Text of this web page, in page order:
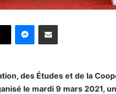
des Études et de la
le mardi 9 mars 2021,